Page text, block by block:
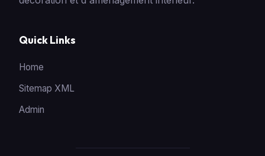
Quick Links
Home
Sitemap XML
Admin